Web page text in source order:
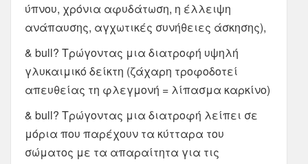
ύπνου, χρόνια αφυδάτωση, η έλλειψη
ανάπαυσης, αγχωτικές συνήθειες άσκησης),
& bull? Τρώγοντας μια διατροφή υψηλή
γλυκαιμικό δείκτη (ζάχαρη τροφοδοτεί
απευθείας τη φλεγμονή = λίπασμα καρκίνο)
& bull? Τρώγοντας μια διατροφή λείπει σε
μόρια που παρέχουν τα κύτταρα του
σώματος με τα απαραίτητα για τις